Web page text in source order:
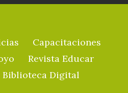
Capacitaciones
Revista Educar
Biblioteca Digital